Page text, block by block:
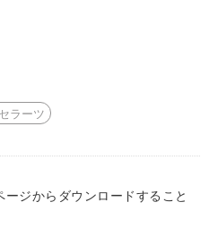
ラーツ
ジからダウンロードすること